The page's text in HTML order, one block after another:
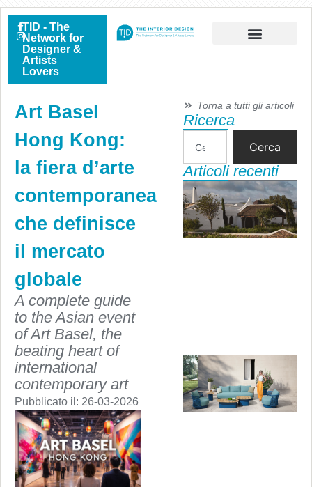
TID - The
Network for
Designer &
Artists
Lovers
Art Basel
Hong Kong:
la fiera d’arte
contemporanea
che definisce
il mercato
globale
A complete guide
to the Asian event
of Art Basel, the
beating heart of
international
contemporary art
Pubblicato il: 26-03-2026
Torna a tutti gli articoli
Ricerca
Cerca
Articoli recenti